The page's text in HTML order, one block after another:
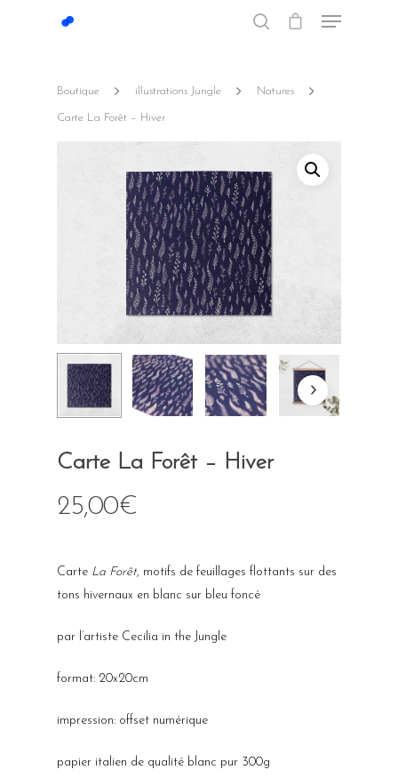
Hit enter to search or ESC to close
Boutique illustrations Jungle Natures
Carte La Forêt – Hiver
Carte La Forêt – Hiver
25,00€
Carte La Forêt, motifs de feuillages flottants sur des
tons hivernaux en blanc sur bleu foncé
par l’artiste Cecilia in the Jungle
format: 20x20cm
impression: offset numérique
papier italien de qualité blanc pur 300g